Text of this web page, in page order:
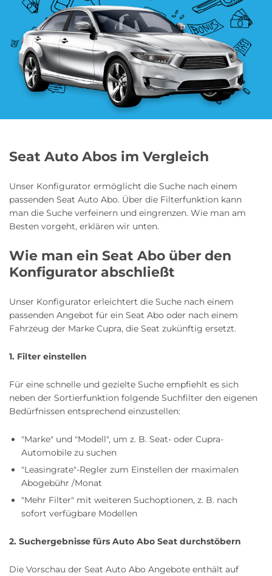
Blumen Abo Dating App Abo
eBook Abo Fahrrad Abo
Kino Abo Kochbox Abo
Musik-Streaming Abo Pay TV Abo
Roller Abo Schmuck Abo
News
Login
Seat Auto Abos im Vergleich
Unser Konfigurator ermöglicht die Suche nach einem
passenden Seat Auto Abo. Über die Filterfunktion kann
man die Suche verfeinern und eingrenzen. Wie man am
Besten vorgeht, erklären wir unten.
Wie man ein Seat Abo über den
Konfigurator abschließt
Unser Konfigurator erleichtert die Suche nach einem
passenden Angebot für ein Seat Abo oder nach einem
Fahrzeug der Marke Cupra, die Seat zukünftig ersetzt.
1. Filter einstellen
Für eine schnelle und gezielte Suche empfiehlt es sich
neben der Sortierfunktion folgende Suchfilter den eigenen
Bedürfnissen entsprechend einzustellen:
"Marke" und "Modell", um z. B. Seat- oder Cupra-
Automobile zu suchen
"Leasingrate"-Regler zum Einstellen der maximalen
Abogebühr /Monat
"Mehr Filter" mit weiteren Suchoptionen, z. B. nach
sofort verfügbare Modellen
2. Suchergebnisse fürs Auto Abo Seat durchstöbern
Die Vorschau der Seat Auto Abo Angebote enthält auf